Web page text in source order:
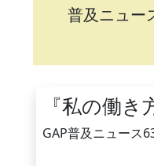
普及ニュー
『私の働き
GAP普及ニュース